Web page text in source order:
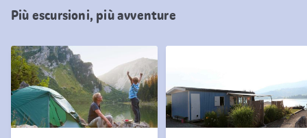
Più escursioni, più avventure